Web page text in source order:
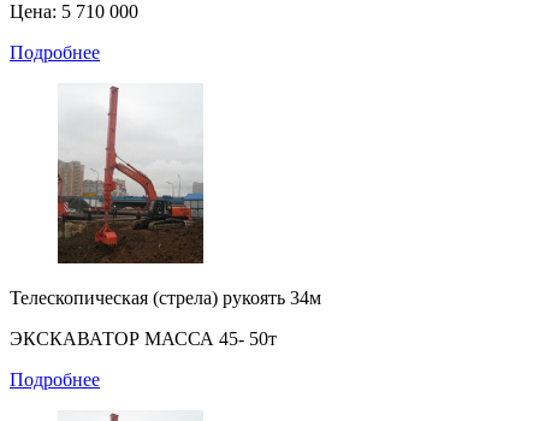
Цена: 5 710 000
Подробнее
Телескопическая (стрела) рукоять 34м
ЭКСКАВАТОР МАССА 45- 50т
Подробнее